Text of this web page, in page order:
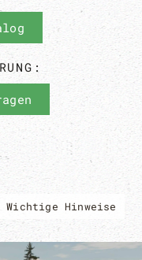
Wichtige Hinweise